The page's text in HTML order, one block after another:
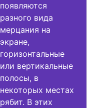
появляются
разного вида
мерцания на
экране,
горизонтальные
или вертикальные
полосы, в
некоторых местах
рябит. В этих